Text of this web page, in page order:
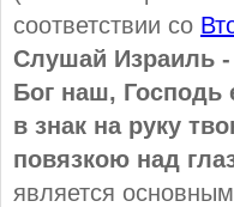
соответствии со
Слушай Израиль
Бог наш, Господь
в знак на руку
повязкою над
является